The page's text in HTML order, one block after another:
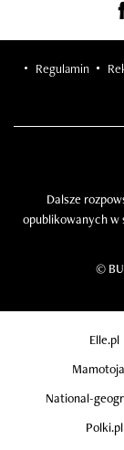
Regulamin
Dalsze
opublikowanych w
©
Elle.pl
National-
Polki.pl